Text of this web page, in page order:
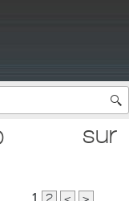
sur
2 < >